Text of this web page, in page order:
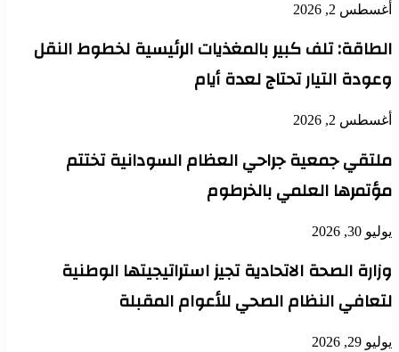
أغسطس 2, 2026
الطاقة: تلف كبير بالمغذيات الرئيسية لخطوط النقل
وعودة التيار تحتاج لعدة أيام
أغسطس 2, 2026
ملتقي جمعية جراحي العظام السودانية تختتم
مؤتمرها العلمي بالخرطوم
يوليو 30, 2026
وزارة الصحة الاتحادية تجيز استراتيجيتها الوطنية
لتعافي النظام الصحي للأعوام المقبلة
يوليو 29, 2026